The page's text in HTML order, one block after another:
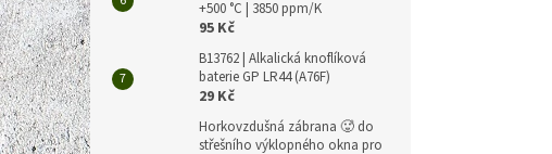
+500 °C | 3850 ppm/K
95 Kč
B13762 | Alkalická knoflíková
baterie GP LR44 (A76F)
29 Kč
Horkovzdušná zábrana 🥵 do
střešního výklopného okna pro